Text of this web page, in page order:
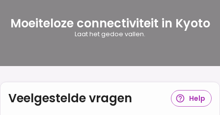
Moeiteloze connectiviteit in Kyoto
Laat het gedoe vallen.
Veelgestelde vragen Help